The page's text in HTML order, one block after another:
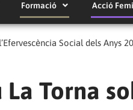
Formació Acció
Social dels Anys
Torna